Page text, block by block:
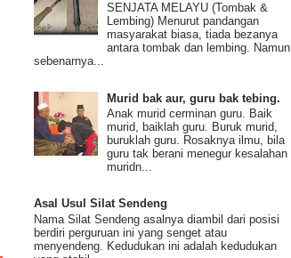
SENJATA MELAYU (Tombak &
Lembing) Menurut pandangan
masyarakat biasa, tiada bezanya
antara tombak dan lembing. Namun
sebenarnya...
Murid bak aur, guru bak tebing.
Anak murid cerminan guru. Baik
murid, baiklah guru. Buruk murid,
buruklah guru. Rosaknya ilmu, bila
guru tak berani menegur kesalahan
muridn...
Asal Usul Silat Sendeng
Nama Silat Sendeng asalnya diambil dari posisi
berdiri perguruan ini yang senget atau
menyendeng. Kedudukan ini adalah kedudukan